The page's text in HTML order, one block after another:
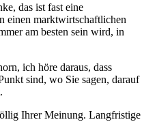
das ist fast eine
einen marktwirtschaftlichen
am besten sein wird, in
ich höre daraus, dass
sind, wo Sie sagen, darauf
Ihrer Meinung. Langfristige